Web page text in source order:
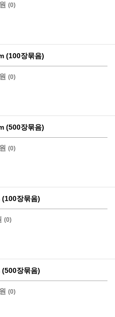
(0)
(100장묶음)
(0)
(500장묶음)
(0)
장묶음)
(0)
장묶음)
(0)